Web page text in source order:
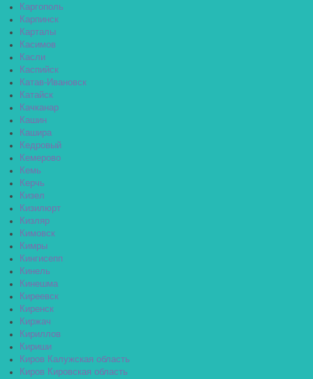
Каргополь
Карпинск
Карталы
Касимов
Касли
Каспийск
Катав-Ивановск
Катайск
Качканар
Кашин
Кашира
Кедровый
Кемерово
Кемь
Керчь
Кизел
Кизилюрт
Кизляр
Кимовск
Кимры
Кингисепп
Кинель
Кинешма
Киреевск
Киренск
Киржач
Кириллов
Кириши
Киров Калужская область
Киров Кировская область